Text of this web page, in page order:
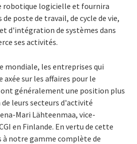
logicielle et fournira
poste de travail, de cycle de vie,
d'intégration de systèmes dans
ses activités.
mondiale, les entreprises qui
sur les affaires pour le
généralement une position plus
leurs secteurs d'activité
Mari Lähteenmaa, vice-
en Finlande. En vertu de cette
à notre gamme complète de